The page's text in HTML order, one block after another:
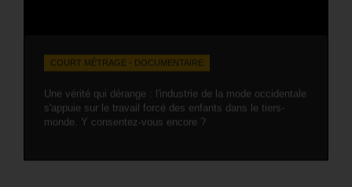
COURT MÉTRAGE - DOCUMENTAIRE
Une vérité qui dérange : l'industrie de la mode occidentale
s'appuie sur le travail forcé des enfants dans le tiers-
monde. Y consentez-vous encore ?